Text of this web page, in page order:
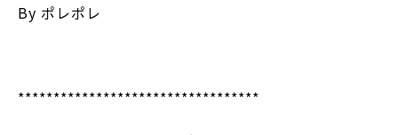
By ポレポレ
**********************************